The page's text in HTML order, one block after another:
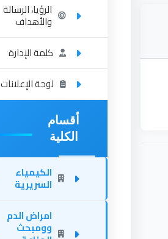
الرؤيا، الرسالة
والأهداف
كلمة الإدارة
لوحة الإعلانات
أقسام
الكلية
الكيمياء
السريرية
امراض الدم
وومبحث